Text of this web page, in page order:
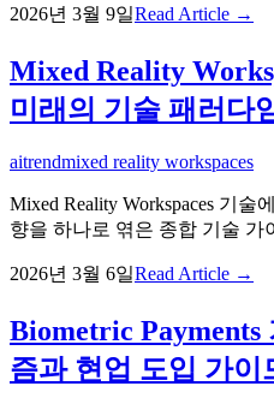
2026년 3월 9일Read Article →
Mixed Reality
미래의 기술 패러다
aitrendmixed reality workspaces
Mixed Reality Workspaces 기
향을 하나로 엮은 종합 기술 가
2026년 3월 6일Read Article →
Biometric Payments
즘과 현업 도입 가이